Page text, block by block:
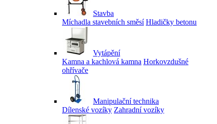
Stavba
Míchadla stavebních směsí Hladičky betonu
Vytápění
Kamna a kachlová kamna Horkovzdušné
ohřívače
Manipulační technika
Dílenské vozíky Zahradní vozíky